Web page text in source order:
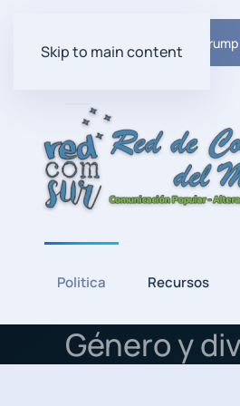
Skip to main content
Ultima Noticia: El plan de
Politica Recursos
Género y